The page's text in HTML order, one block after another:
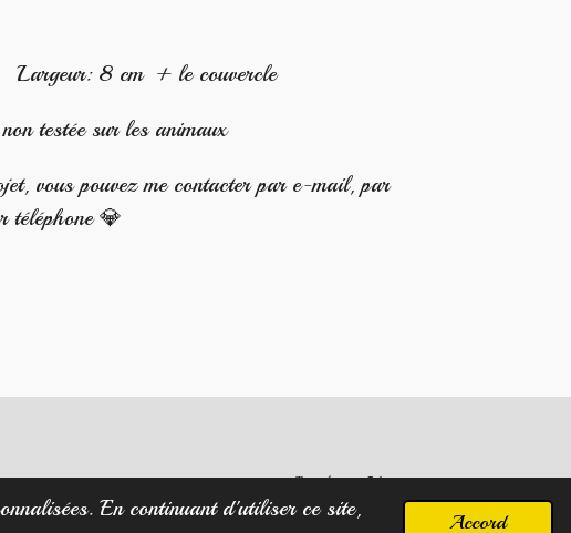
En continuant d'utiliser ce site,
Accord
8 cm + le couvercle
testée sur les animaux
vous pouvez me contacter par e-mail, par
téléphone 💎
Propulsé parWebador